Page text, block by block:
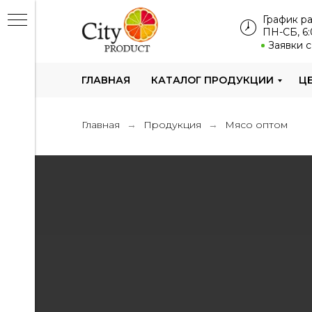
График
ПН-СБ,
Заявки
ГЛАВНАЯ КАТАЛОГ ПРОДУКЦИИ
Главная → Продукция → Мясо оптом